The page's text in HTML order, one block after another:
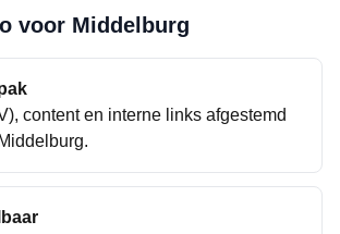
voor Middelburg
content en interne links afgestemd
Middelburg.